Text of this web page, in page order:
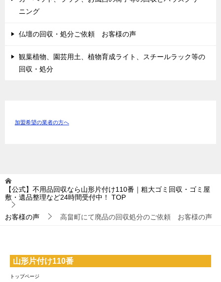
ニング
仏壇の回収・処分ご依頼 お客様の声
観葉植物、園芸用土、植物育成ライト、スチールラック等の
回収・処分
加盟希望の業者の方へ
【公式】不用品回収なら山形片付け110番｜粗大ゴミ回収・ゴミ屋
敷・遺品整理など24時間受付中！
TOP
お客様の声 高畠町にて廃品の回収処分のご依頼 お客様の声
山形片付け110番
トップページ